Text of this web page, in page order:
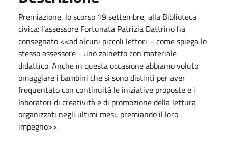
Premiazione, lo scorso 19 settembre, alla Biblioteca
civica: l’assessore Fortunata Patrizia Dattrino ha
consegnato <<ad alcuni piccoli lettori – come spiega lo
stesso assessore - uno zainetto con materiale
didattico. Anche in questa occasione abbiamo voluto
omaggiare i bambini che si sono distinti per aver
frequentato con continuità le iniziative proposte e i
laboratori di creatività e di promozione della lettura
organizzati negli ultimi mesi, premiando il loro
impegno>>.